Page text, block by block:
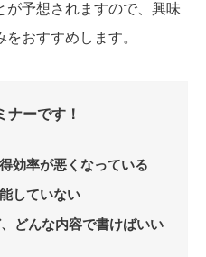
が予想されますので、興味
おすすめします。
ナーです！
効率が悪くなっている
していない
どんな内容で書けばいい